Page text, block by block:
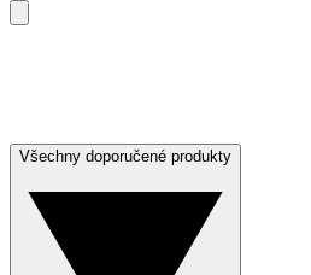
Všechny doporučené produkty